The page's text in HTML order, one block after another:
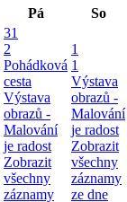
Pá
So
31
2
Pohádková
cesta
Výstava
obrazů -
Malování
je radost
Zobrazit
všechny
záznamy
1
1
Výstava
obrazů -
Malování
je radost
Zobrazit
všechny
záznamy
ze dne